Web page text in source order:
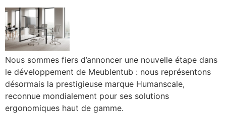
Nous sommes fiers d’annoncer une nouvelle étape dans
le développement de Meublentub : nous représentons
désormais la prestigieuse marque Humanscale,
reconnue mondialement pour ses solutions
ergonomiques haut de gamme.